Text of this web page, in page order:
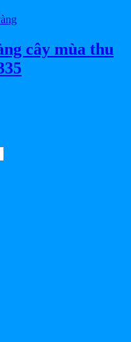
cây mùa thu